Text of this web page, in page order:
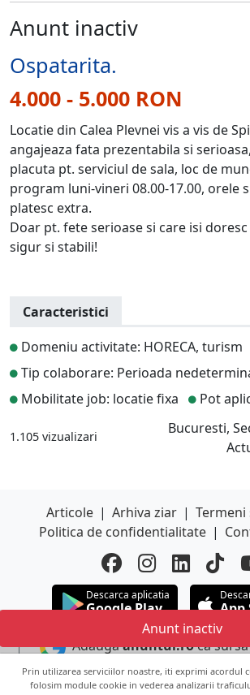
Anunt inactiv
Ospatarita.
4.000 - 5.000 RON
Locatie din Calea Plevnei vis a vis de
angajeaza fata prezentabila si
placuta pt. serviciul de sala, loc de
program luni-vineri 08.00-17.00, orele
platesc extra.
Doar pt. fete serioase si care isi
sigur si stabili!
Caracteristici
Domeniu activitate: HORECA, turism
Tip colaborare: Perioada
Mobilitate job: locatie fixa
Pot
1.105 vizualizari
Bucuresti,
Anunt inactiv
Prin utilizarea serviciilor noastre, iti exprimi acordul
folosim module cookie in vederea analizarii
Articole | Arhiva ziar |
Politica de confidentialitate |
Descarca aplicatia
Google Play App
Adaugaanuntul.roca
Google